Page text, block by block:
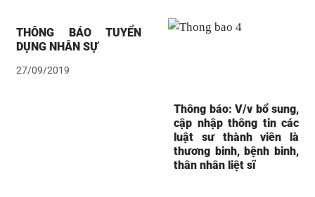
THÔNG BÁO TUYỂN
DỤNG NHÂN SỰ
27/09/2019
Thông báo: V/v bổ sung,
cập nhập thông tin các
luật sư thành viên là
thương binh, bệnh binh,
thân nhân liệt sĩ